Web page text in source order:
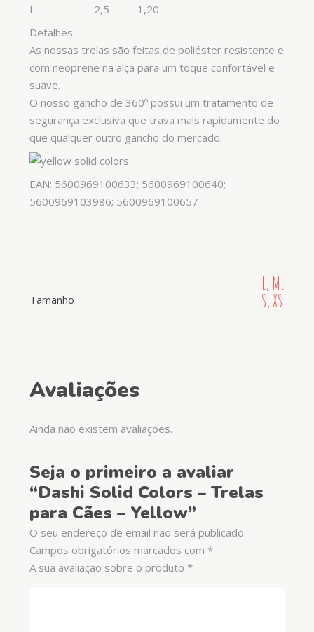
L 2,5 – 1,20
Detalhes:
As nossas trelas são feitas de poliéster resistente e
com neoprene na alça para um toque confortável e
suave.
O nosso gancho de 360º possui um tratamento de
segurança exclusiva que trava mais rapidamente do
que qualquer outro gancho do mercado.
EAN: 5600969100633; 5600969100640;
5600969103986; 5600969100657
Tamanho
L, M,
S, XS
Avaliações
Ainda não existem avaliações.
Seja o primeiro a avaliar
“Dashi Solid Colors – Trelas
para Cães – Yellow”
O seu endereço de email não será publicado.
Campos obrigatórios marcados com *
A sua avaliação sobre o produto *